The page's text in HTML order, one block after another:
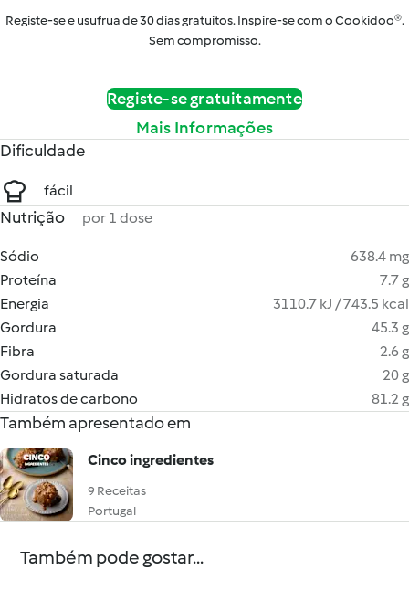
Registe-se e usufrua de 30 dias gratuitos. Inspire-se com o Cookidoo®.
Sem compromisso.
Registe-se gratuitamente
Mais Informações
Dificuldade
fácil
Nutrição por 1 dose
Sódio
638.4 mg
Proteína
7.7 g
Energia
3110.7 kJ / 743.5 kcal
Gordura
45.3 g
Fibra
2.6 g
Gordura saturada
20 g
Hidratos de carbono
81.2 g
Também apresentado em
Cinco ingredientes
9 Receitas
Portugal
Também pode gostar...